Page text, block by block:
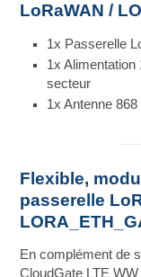
LoRaWAN /
1x Passerelle
1x Alimentation
secteur
1x Antenne
Flexible,
passerelle
En complément de
CloudGate LTE